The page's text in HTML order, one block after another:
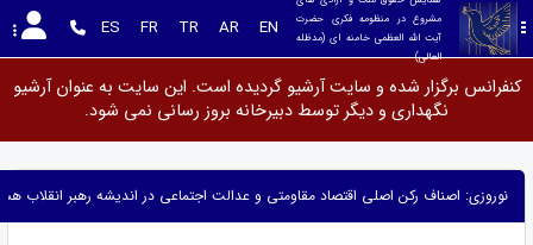
العالی)
EN
AR
TR
FR
ES
کنفرانس برگزار شده و سایت آرشیو گردیده است. این سایت به عنوان آرشیو
نگهداری و دیگر توسط دبیرخانه بروز رسانی نمی شود.
نوروزی: اصناف رکن اصلی اقتصاد مقاومتی و عدالت اجتماعی در اندیشه رهبر انقلاب